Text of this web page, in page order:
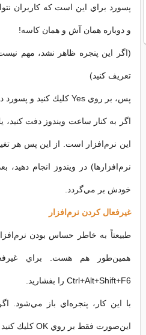
پسورد براي اين است كه كاربران
و دوباره همان آش و همان كاسه!
(اگر اين پنجره ظاهر نشد، مهم
تعريف كنيد)
پس، بر روي Yes كليك كنيد و پسورد دلخواهتان را دو بار در كادرهاي مربوطه تايپ كنيد.
اگر به كنار ساعت ويندوز دفت
خودش بر مي‌گردد.
غيرفعال كردن نرم‌افزار
طبيعتاً به خاطر حساس بودن
همين‌طور هم هست. براي
Ctrl+Alt+Shift+F6 را بفشاريد.
با اين كار، پنجره‌اي باز مي‌شود.
اين‌صورت فقط بر روي OK كليك كنيد تا محيط ساده و كوچك برنامه باز شود.